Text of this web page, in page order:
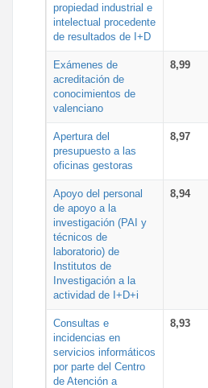
propiedad industrial e
intelectual procedente
de resultados de I+D
Exámenes de
acreditación de
conocimientos de
valenciano
8,99
Apertura del
presupuesto a las
oficinas gestoras
8,97
Apoyo del personal
de apoyo a la
investigación (PAI y
técnicos de
laboratorio) de
Institutos de
Investigación a la
actividad de I+D+i
8,94
Consultas e
incidencias en
servicios informáticos
por parte del Centro
de Atención a
8,93